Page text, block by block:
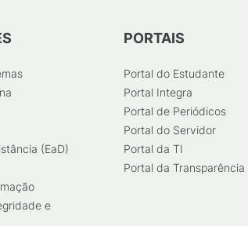
(EaD)
e
PORTAIS
Portal do Estudante
Portal Integra
Portal de Periódicos
Portal do Servidor
Portal da TI
Portal da Transparência